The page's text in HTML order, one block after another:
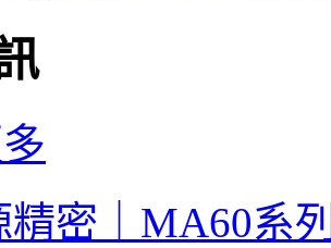
精密｜MA60系